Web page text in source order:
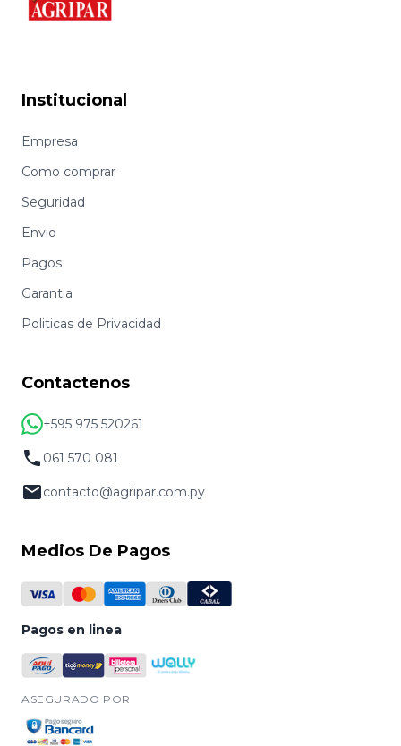
Institucional
Empresa
Como comprar
Seguridad
Envio
Pagos
Garantia
Politicas de Privacidad
Contactenos
+595 975 520261
061 570 081
contacto@agripar.com.py
Medios De Pagos
Pagos en linea
ASEGURADO POR